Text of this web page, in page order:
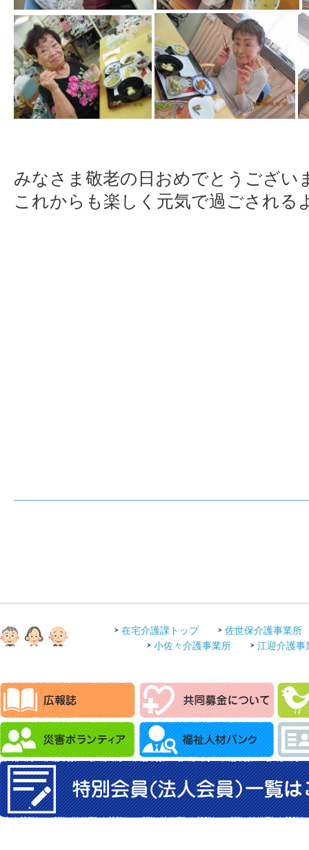
みなさま敬老の日おめでとうござ
これからも楽しく元気で過ごされる
在宅介護課トップ
佐世保介護事業所
小佐々介護事業所
江迎介護事